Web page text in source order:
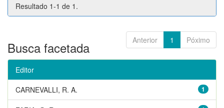
Resultado 1-1 de 1.
Anterior 1 Póximo
Busca facetada
Editor
1
CARNEVALLI, R. A.